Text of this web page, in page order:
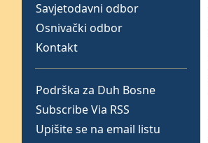
Savjetodavni odbor
Osnivački odbor
Kontakt
Podrška za Duh Bosne
Subscribe Via RSS
Upišite se na email listu